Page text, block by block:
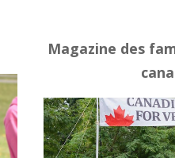
Magazine des